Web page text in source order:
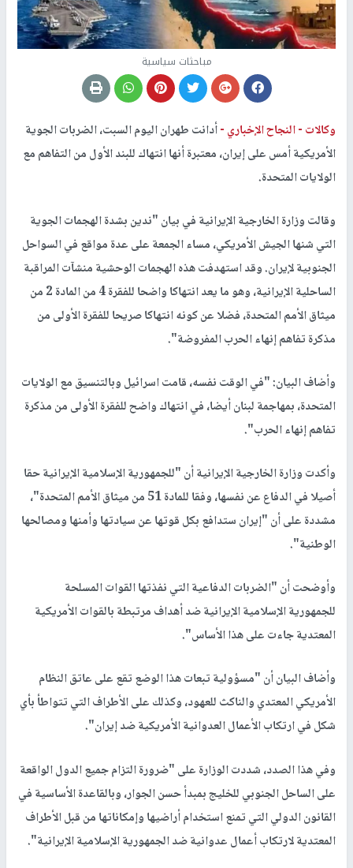
مباحثات سياسية
وكالات -النجاح الإخباري -أدانت طهران اليوم السبت، الضربات الجوية
الأمريكية أمس على إيران، معتبرة أنها انتهاك للبند الأول من التفاهم مع
الولايات المتحدة.
وقالت وزارة الخارجية الإيرانية في بيان "ندين بشدة الهجمات الجوية
التي شنها الجيش الأمريكي، مساء الجمعة على عدة مواقع في السواحل
الجنوبية لإيران. وقد استهدفت هذه الهجمات الوحشية منشآت المراقبة
الساحلية الإيرانية، وهو ما يعد انتهاكا واضحا للفقرة 4 من المادة 2 من
ميثاق الأمم المتحدة، فضلا عن كونه انتهاكا صريحا للفقرة الأولى من
مذكرة تفاهم إنهاء الحرب المفروضة".
وأضاف البيان: "في الوقت نفسه، قامت اسرائيل وبالتنسيق مع الولايات
المتحدة، بمهاجمة لبنان أيضا، في انتهاك واضح للفقرة الأولى من مذكرة
تفاهم إنهاء الحرب".
وأكدت وزارة الخارجية الإيرانية أن "للجمهورية الإسلامية الإيرانية حقا
أصيلا في الدفاع عن نفسها، وفقا للمادة 51 من ميثاق الأمم المتحدة"،
مشددة على أن "إيران ستدافع بكل قوتها عن سيادتها وأمنها ومصالحها
الوطنية".
وأوضحت أن "الضربات الدفاعية التي نفذتها القوات المسلحة
للجمهورية الإسلامية الإيرانية ضد أهداف مرتبطة بالقوات الأمريكية
المعتدية جاءت على هذا الأساس".
وأضاف البيان أن "مسؤولية تبعات هذا الوضع تقع على عاتق النظام
الأمريكي المعتدي والناكث للعهود، وكذلك على الأطراف التي تتواطأ بأي
شكل في ارتكاب الأعمال العدوانية الأمريكية ضد إيران".
وفي هذا الصدد، شددت الوزارة على "ضرورة التزام جميع الدول الواقعة
على الساحل الجنوبي للخليج بمبدأ حسن الجوار، وبالقاعدة الأساسية في
القانون الدولي التي تمنع استخدام أراضيها وإمكاناتها من قبل الأطراف
المعتدية لارتكاب أعمال عدوانية ضد الجمهورية الإسلامية الإيرانية".